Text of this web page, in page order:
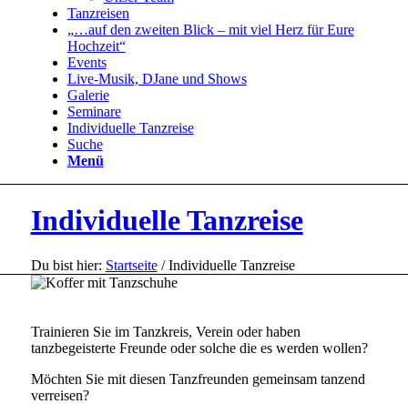
Tanzreisen
„…auf den zweiten Blick – mit viel Herz für Eure
Hochzeit“
Events
Live-Musik, DJane und Shows
Galerie
Seminare
Individuelle Tanzreise
Suche
Menü
Individuelle Tanzreise
Du bist hier: Startseite / Individuelle Tanzreise
Trainieren Sie im Tanzkreis, Verein oder haben
tanzbegeisterte Freunde oder solche die es werden wollen?
Möchten Sie mit diesen Tanzfreunden gemeinsam tanzend
verreisen?